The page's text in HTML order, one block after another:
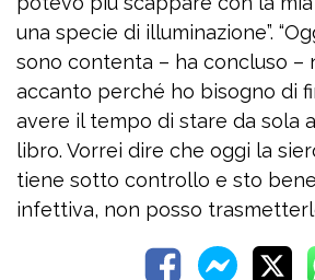
una specie di illuminazione”.
sono contenta – ha concluso –
accanto perché ho bisogno di
avere il tempo di stare da sola
libro. Vorrei dire che oggi la
tiene sotto controllo e sto
infettiva, non posso